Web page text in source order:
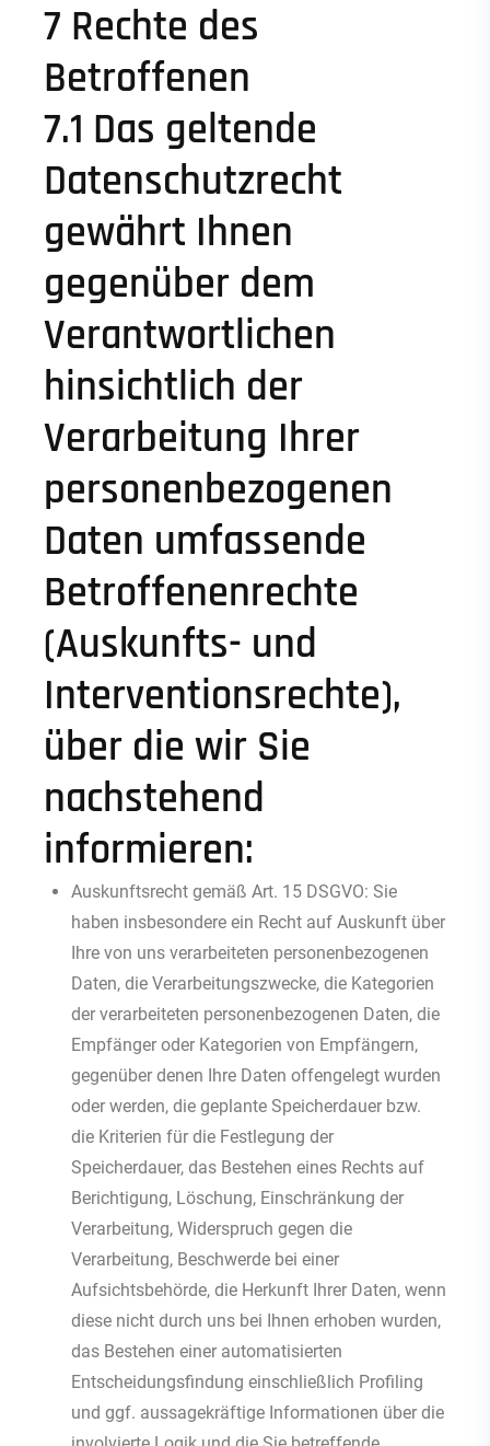
7 Rechte des
Betroffenen
7.1 Das geltende
Datenschutzrecht
gewährt Ihnen
gegenüber dem
Verantwortlichen
hinsichtlich der
Verarbeitung Ihrer
personenbezogenen
Daten umfassende
Betroffenenrechte
(Auskunfts- und
Interventionsrechte),
über die wir Sie
nachstehend
informieren:
Auskunftsrecht gemäß Art. 15 DSGVO: Sie
haben insbesondere ein Recht auf Auskunft über
Ihre von uns verarbeiteten personenbezogenen
Daten, die Verarbeitungszwecke, die Kategorien
der verarbeiteten personenbezogenen Daten, die
Empfänger oder Kategorien von Empfängern,
gegenüber denen Ihre Daten offengelegt wurden
oder werden, die geplante Speicherdauer bzw.
die Kriterien für die Festlegung der
Speicherdauer, das Bestehen eines Rechts auf
Berichtigung, Löschung, Einschränkung der
Verarbeitung, Widerspruch gegen die
Verarbeitung, Beschwerde bei einer
Aufsichtsbehörde, die Herkunft Ihrer Daten, wenn
diese nicht durch uns bei Ihnen erhoben wurden,
das Bestehen einer automatisierten
Entscheidungsfindung einschließlich Profiling
und ggf. aussagekräftige Informationen über die